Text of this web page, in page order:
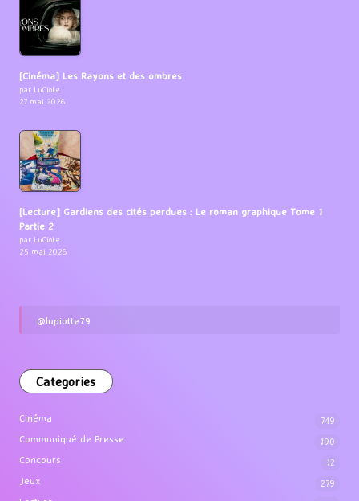
[Cinéma] Les Rayons et des ombres
par LuCioLe
27 mai 2026
[Lecture] Gardiens des cités perdues : Le roman graphique Tome 1
Partie 2
par LuCioLe
25 mai 2026
@lupiotte79
Categories
Cinéma 749
Communiqué de Presse 190
Concours 12
Jeux 279